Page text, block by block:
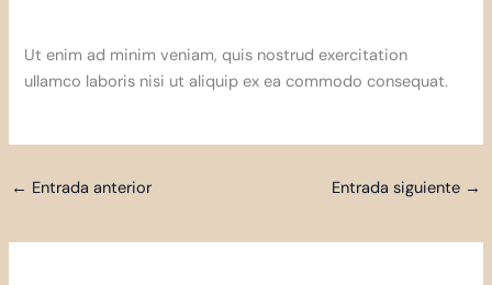
Ut enim ad minim veniam, quis nostrud exercitation
ullamco laboris nisi ut aliquip ex ea commodo consequat.
← Entrada anterior Entrada siguiente →